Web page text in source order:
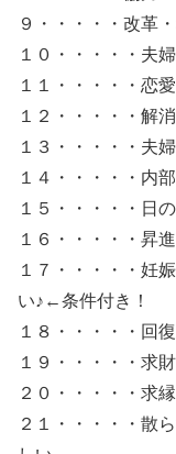
９・・・・・改革
１０・・・・・夫
１１・・・・・恋
１２・・・・・解
１３・・・・・夫
１４・・・・・内
１５・・・・・日
１６・・・・・昇
１７・・・・・妊
い♪←条件付き！
１８・・・・・回
１９・・・・・求
２０・・・・・求
２１・・・・・散